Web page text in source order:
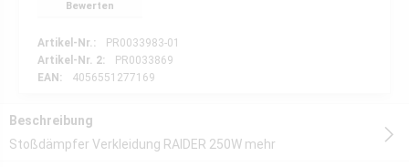
Bewerten
Artikel-Nr.:
PR0033983-01
Artikel-Nr. 2:
PR0033869
EAN:
4056551277169
Beschreibung
Stoßdämpfer Verkleidung RAIDER 250W mehr